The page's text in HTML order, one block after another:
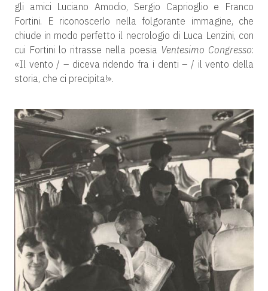
gli amici Luciano Amodio, Sergio Caprioglio e Franco
Fortini. E riconoscerlo nella folgorante immagine, che
chiude in modo perfetto il necrologio di Luca Lenzini, con
cui Fortini lo ritrasse nella poesia Ventesimo Congresso:
«Il vento / – diceva ridendo fra i denti – / il vento della
sto­ria, che ci precipita!».